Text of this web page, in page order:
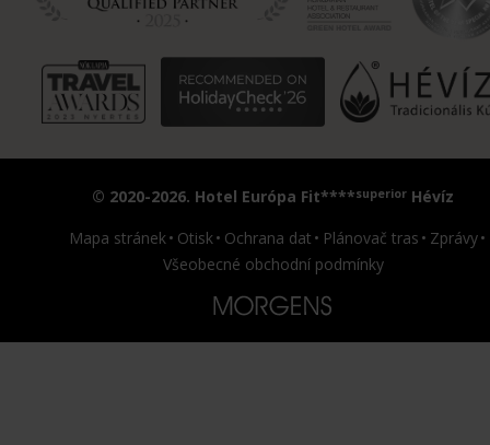
© 2020-2026. Hotel Európa Fit****superior Hévíz
Mapa stránek
Otisk Ochrana dat Plánovač tras
Zprávy
Všeobecné obchodní podmínky